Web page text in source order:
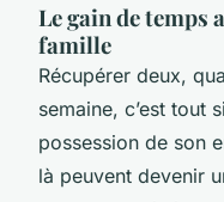
Le gain de temps
famille
Récupérer deux,
semaine, c’est tout
possession de son
là peuvent devenir